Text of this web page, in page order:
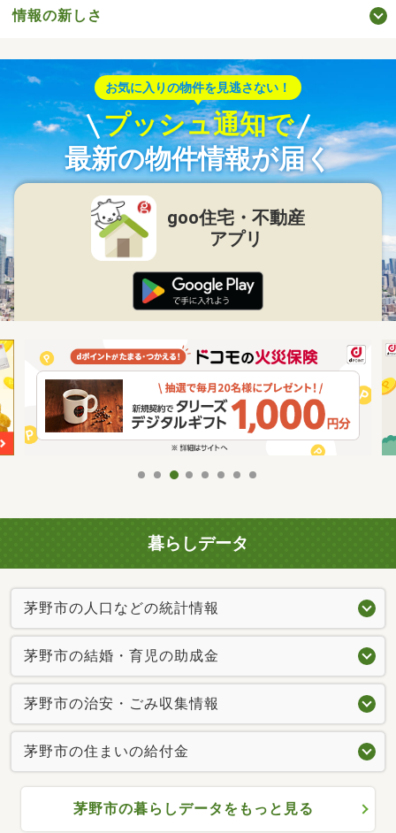
情報の新しさ
お気に入りの物件を見逃さない！
プッシュ通知で
最新の物件情報が届く
goo住宅・不動産
アプリ
暮らしデータ
茅野市の人口などの統計情報
茅野市の結婚・育児の助成金
茅野市の治安・ごみ収集情報
茅野市の住まいの給付金
茅野市の暮らしデータをもっと見る